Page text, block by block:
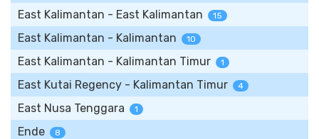
East Kalimantan - East Kalimantan 15
East Kalimantan - Kalimantan 10
East Kalimantan - Kalimantan Timur 1
East Kutai Regency - Kalimantan Timur 4
East Nusa Tenggara 1
Ende 8